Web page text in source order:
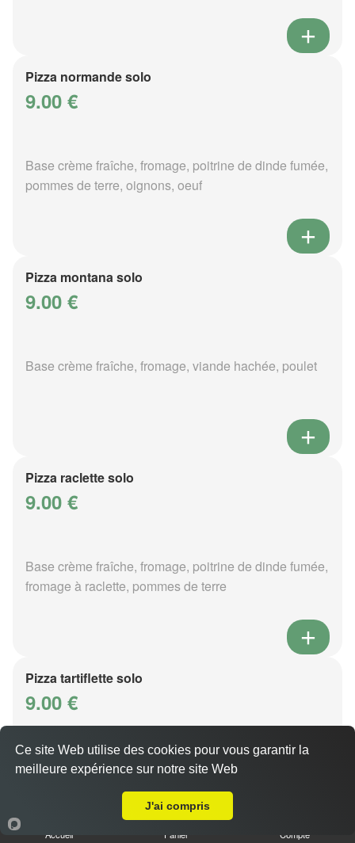
Pizza normande solo
9.00 €
Base crème fraîche, fromage, poitrine de dinde fumée,
pommes de terre, oignons, oeuf
Pizza montana solo
9.00 €
Base crème fraîche, fromage, viande hachée, poulet
Pizza raclette solo
9.00 €
Base crème fraîche, fromage, poitrine de dinde fumée,
fromage à raclette, pommes de terre
Pizza tartiflette solo
9.00 €
Base crème fraîche, fromage, poitrine de dinde fumée,
Accueil Panier Compte
Ce site Web utilise des cookies pour vous garantir la
meilleure expérience sur notre site Web
J'ai compris